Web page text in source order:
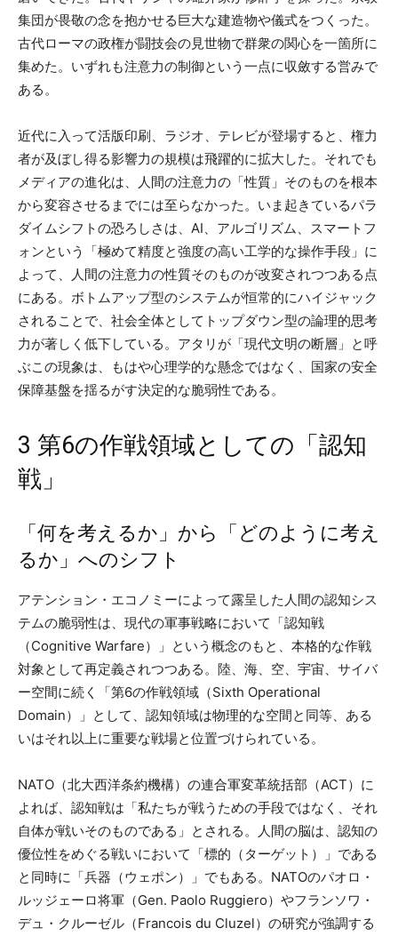
集団が畏敬の念を抱かせる巨大な建造物や儀式をつくった。
古代ローマの政権が闘技会の見世物で群衆の関心を一箇所に
集めた。いずれも注意力の制御という一点に収斂する営みで
ある。
近代に入って活版印刷、ラジオ、テレビが登場すると、権力
者が及ぼし得る影響力の規模は飛躍的に拡大した。それでも
メディアの進化は、人間の注意力の「性質」そのものを根本
から変容させるまでには至らなかった。いま起きているパラ
ダイムシフトの恐ろしさは、AI、アルゴリズム、スマートフ
ォンという「極めて精度と強度の高い工学的な操作手段」に
よって、人間の注意力の性質そのものが改変されつつある点
にある。ボトムアップ型のシステムが恒常的にハイジャック
されることで、社会全体としてトップダウン型の論理的思考
力が著しく低下している。アタリが「現代文明の断層」と呼
ぶこの現象は、もはや心理学的な懸念ではなく、国家の安全
保障基盤を揺るがす決定的な脆弱性である。
3 第6の作戦領域としての「認知
戦」
「何を考えるか」から「どのように考え
るか」へのシフト
アテンション・エコノミーによって露呈した人間の認知シス
テムの脆弱性は、現代の軍事戦略において「認知戦
（Cognitive Warfare）」という概念のもと、本格的な作戦
対象として再定義されつつある。陸、海、空、宇宙、サイバ
ー空間に続く「第6の作戦領域（Sixth Operational
Domain）」として、認知領域は物理的な空間と同等、ある
いはそれ以上に重要な戦場と位置づけられている。
NATO（北大西洋条約機構）の連合軍変革統括部（ACT）に
よれば、認知戦は「私たちが戦うための手段ではなく、それ
自体が戦いそのものである」とされる。人間の脳は、認知の
優位性をめぐる戦いにおいて「標的（ターゲット）」である
と同時に「兵器（ウェポン）」でもある。NATOのパオロ・
ルッジェーロ将軍（Gen. Paolo Ruggiero）やフランソワ・
デュ・クルーゼル（Francois du Cluzel）の研究が強調する